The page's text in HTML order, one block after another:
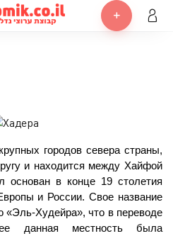
городов севера страны,
и находится между Хайфой
основан в конце 19 столетия
и России. Свое название
«Эль-Худейра», что в переводе
данная местность была